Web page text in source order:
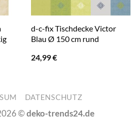
d-c-fix Tischdecke Victor
Blau Ø 150 cm rund
24,99€
DATENSCHUTZ
©deko-trends24.de